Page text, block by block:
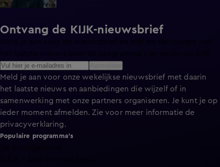
Ontvang de KIJK-nieuwsbrief
Meld je aan voor de nieuwsbrief en blijf op de hoogte van
Meld je aan voor onze wekelijkse nieuwsbrief met daarin
het laatste nieuws en aanbiedingen die wijzelf of in
samenwerking met onze partners organiseren. Je kunt je op
ieder moment afmelden. Zie voor meer informatie de
privacyverklaring.
Populaire programma's